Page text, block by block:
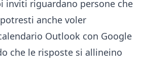
inviti riguardano persone che
anche voler
Outlook con Google
che le risposte si allineino